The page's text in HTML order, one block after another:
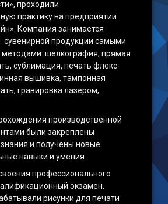
проходили
практику на предприятии
Компания занимается
сувенирной продукции самыми
шелкография, прямая
сублимация, печать флекс-
вышивка, тампонная
гравировка лазером,
производственной
были закреплены
и получены новые
навыки и умения.
профессионального
экзамен.
рисунки для печати